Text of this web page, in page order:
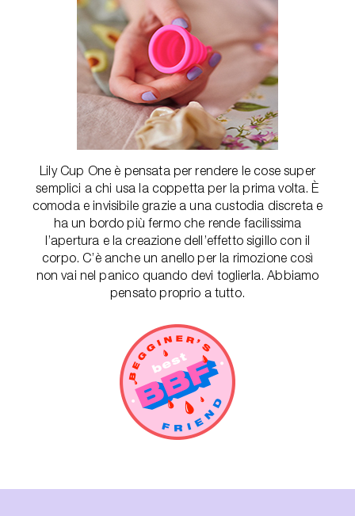
Lily Cup One è pensata per rendere le cose super
semplici a chi usa la coppetta per la prima volta. È
comoda e invisibile grazie a una custodia discreta e
ha un bordo più fermo che rende facilissima
l’apertura e la creazione dell’effetto sigillo con il
corpo. C’è anche un anello per la rimozione così
non vai nel panico quando devi toglierla. Abbiamo
pensato proprio a tutto.